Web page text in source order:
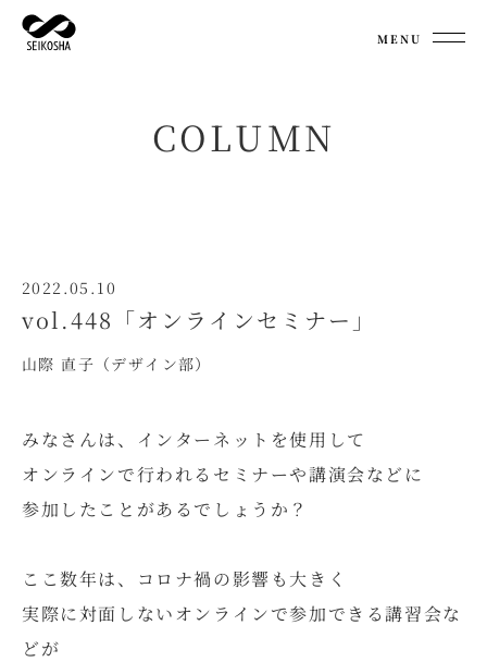
MENU
COLUMN
2022.05.10
vol.448「オンラインセミナー」
山際 直子（デザイン部）
みなさんは、インターネットを使用して
オンラインで行われるセミナーや講演会などに
参加したことがあるでしょうか？
ここ数年は、コロナ禍の影響も大きく
実際に対面しないオンラインで参加できる講習会な
どが